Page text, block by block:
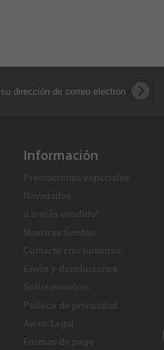
Información
Promociones especiales
Novedades
¡Lo más vendido!
Nuestras tiendas
Contacte con nosotros
Envío y devoluciones
Sobre nosotros
Política de privacidad
Aviso Legal
Formas de pago